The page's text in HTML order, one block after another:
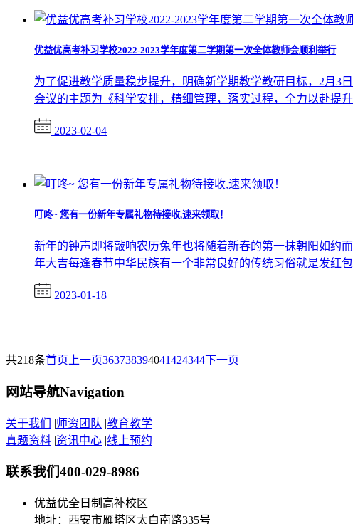
优益优高考补习学校2022-2023学年度第二学期第一次全体教师会顺利举行
为了促进教学质量稳步提升，明确新学期教学教研目标，2月3
会议的主题为《科学安排，精细管理，落实过程，全力以赴提
2023-02-04
叮咚~ 您有一份新年专属礼物待接收,速来领取！
新年的钟声即将敲响农历兔年也将随着新春的第一抹朝阳如约
年大吉每逢春节中华民族有一个非常良好的传统习俗就是发红
2023-01-18
共218条首页 上一页363738394041424344下一页
网站导航Navigation
关于我们 |师资团队 |教育教学
真题资料 |资讯中心 |线上预约
联系我们400-029-8986
优益优全日制高补校区
地址：西安市雁塔区太白南路335号